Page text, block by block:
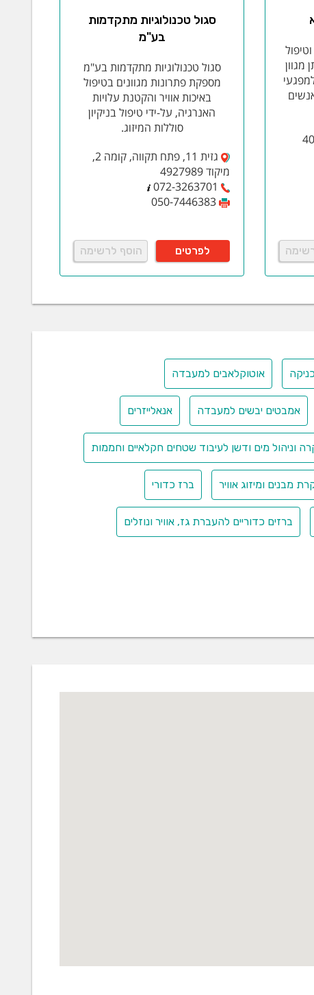
מגוון
סגול טכנולוגיות מתקדמות
בע"מ
סגול טכנולוגיות מתקדמות בע"מ
מספקת פתרונות מגוונים בטיפול
באיכות אוויר והקטנת עלויות
האנרגיה, על-ידי טיפול בניקיון
סוללות המיזוג.
גזית 11, פתח תקווה, קומה 2,
מיקוד 4927989
072-3263701
050-7446383
לפרטים הוסף לרשימה
אוטוקלאבים למעבדה
אמבטים יבשים למעבדה אנאלייזרים
וניהול מים ודשן לעיבוד שטחים חקלאיים וחממות
מבנים ומיזוג אוויר ברז כדורי
ברזים כדוריים להעברת גז, אוויר ונוזלים